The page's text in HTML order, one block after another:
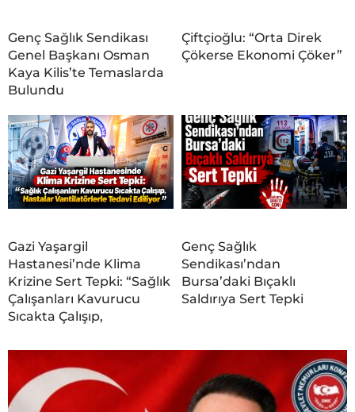
Genç Sağlık Sendikası
Genel Başkanı Osman
Kaya Kilis’te Temaslarda
Bulundu
Çiftçioğlu: “Orta Direk
Çökerse Ekonomi Çöker”
Gazi Yaşargil
Hastanesi’nde Klima
Krizine Sert Tepki: “Sağlık
Çalışanları Kavurucu
Sıcakta Çalışıp,
Genç Sağlık
Sendikası’ndan
Bursa’daki Bıçaklı
Saldırıya Sert Tepki